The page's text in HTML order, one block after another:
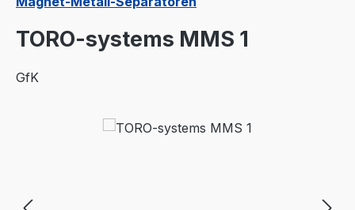
TORO-systems MMS 1
GfK
Bildergalerie überspringen